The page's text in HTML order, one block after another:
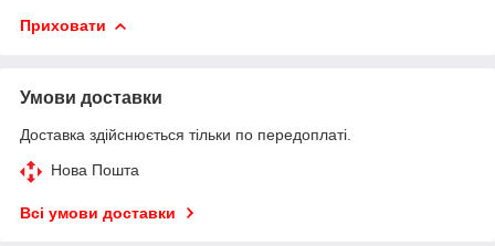
Приховати
Умови доставки
Доставка здійснюється тільки по передоплаті.
Нова Пошта
Всі умови доставки